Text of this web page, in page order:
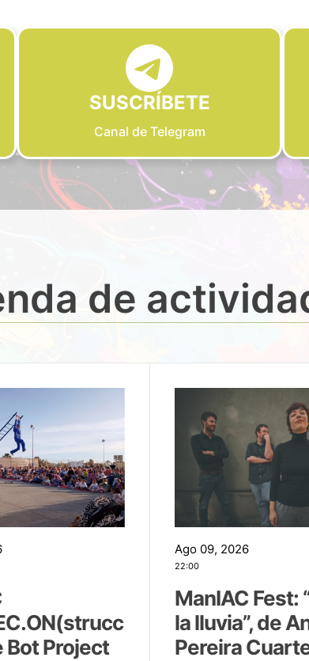
SUSCRÍBETE
Canal de Telegram
de
Bot Project
Ago 09, 2026
22:00
ManIAC Fest:
la lluvia”, de
Pereira